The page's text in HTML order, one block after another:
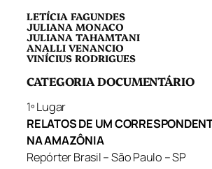
LETÍCIA FAGUNDES
JULIANA MONACO
JULIANA TAHAMTANI
ANALLI VENANCIO
VINÍCIUS RODRIGUES
CATEGORIA DOCUMENTÁRIO
1º Lugar
RELATOS DE UM
NA AMAZÔNIA
Repórter Brasil – São Paulo – SP